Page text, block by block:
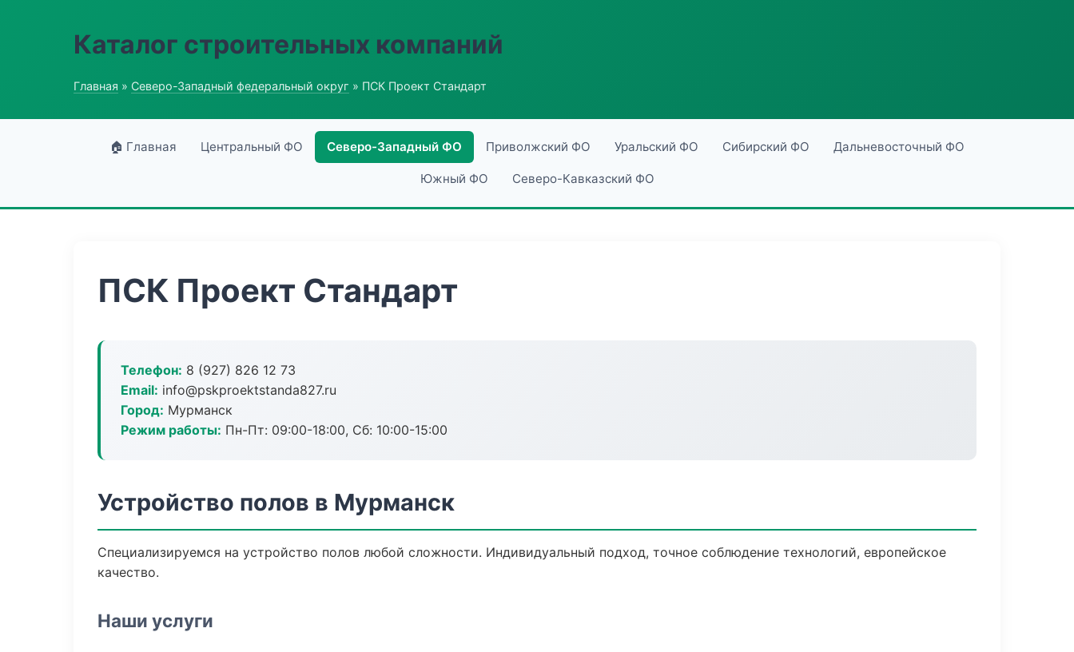
Каталог строительных компаний
Главная » Северо-Западный федеральный округ » ПСК Проект Стандарт
🏠 Главная Центральный ФО Северо-Западный ФО Приволжский ФО Уральский ФО Сибирский ФО Дальневосточный ФО
Южный ФО Северо-Кавказский ФО
ПСК Проект Стандарт
Телефон: 8 (927) 826 12 73
Email: info@pskproektstanda827.ru
Город: Мурманск
Режим работы: Пн-Пт: 09:00-18:00, Сб: 10:00-15:00
Устройство полов в Мурманск
Специализируемся на устройство полов любой сложности. Индивидуальный подход, точное соблюдение технологий, европейское
качество.
Наши услуги